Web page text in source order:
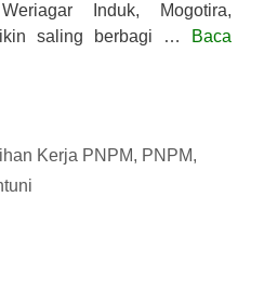
Induk, Mogotira,
saling berbagi …
Baca
Kerja PNPM, PNPM,